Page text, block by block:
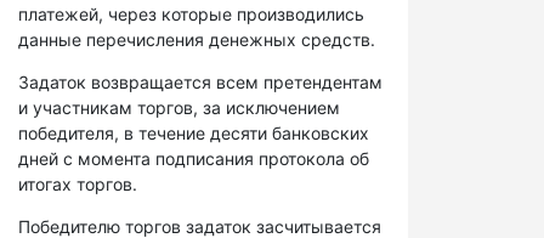
платежей, через которые производились
данные перечисления денежных средств.
Задаток возвращается всем претендентам
и участникам торгов, за исключением
победителя, в течение десяти банковских
дней с момента подписания протокола об
итогах торгов.
Победителю торгов задаток засчитывается